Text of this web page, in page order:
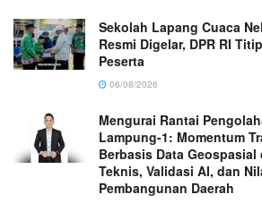
Sekolah Lapang Cuaca
Resmi Digelar, DPR RI
Peserta
06/08/2026
Mengurai Rantai
Lampung-1: Momentum
Berbasis Data Geospasial
Teknis, Validasi AI, dan
Pembangunan Daerah